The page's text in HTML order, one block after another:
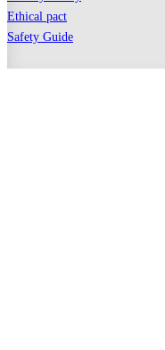
Ethical pact
Safety Guide